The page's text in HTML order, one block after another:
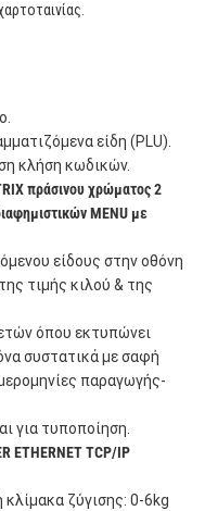
είδη (PLU).
κλήση κωδικών.
πράσινου χρώματος 2
MENU με
είδους στην οθόνη
τιμής κιλού & της
όπου εκτυπώνει
συστατικά με σαφή
παραγωγής-
για τυποποίηση.
ETHERNET TCP/IP
κλίμακα ζύγισης: 0-6kg